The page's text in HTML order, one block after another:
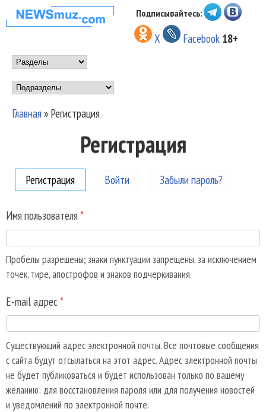
Перейти к основному
содержанию
НОВОСТИ
МУЗЫКИ И
ШОУ БИЗНЕСА
NEWSMUZ.COM
Подписывайтесь:
X Facebook 18+
Main menu
Подразделы
Главная» Регистрация
Регистрация
Регистрация (активная вкладка)
Войти Забыли пароль?
Имя пользователя *
Пробелы разрешены; знаки пунктуации запрещены, за исключением
точек, тире, апострофов и знаков подчеркивания.
E-mail адрес *
Существующий адрес электронной почты. Все почтовые сообщения
с сайта будут отсылаться на этот адрес. Адрес электронной почты
не будет публиковаться и будет использован только по вашему
желанию: для восстановления пароля или для получения новостей
и уведомлений по электронной почте.